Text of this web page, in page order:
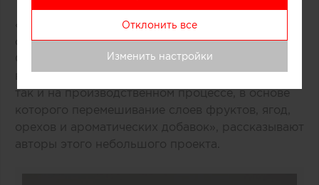
«Монолитный фасад торговой точки выделяется
среди других объектов торгового центра.
Средствами дизайна нам удалось сосредоточить
внимание покупателей как на самом продукте,
так и на производственном процессе, в основе
которого перемешивание слоев фруктов, ягод,
орехов и ароматических добавок», рассказывают
авторы этого небольшого проекта.
Отклонить все
Изменить настройки